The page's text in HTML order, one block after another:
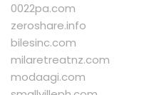
0022pa.com
zeroshare.info
bilesinc.com
milaretreatnz.com
modaagi.com